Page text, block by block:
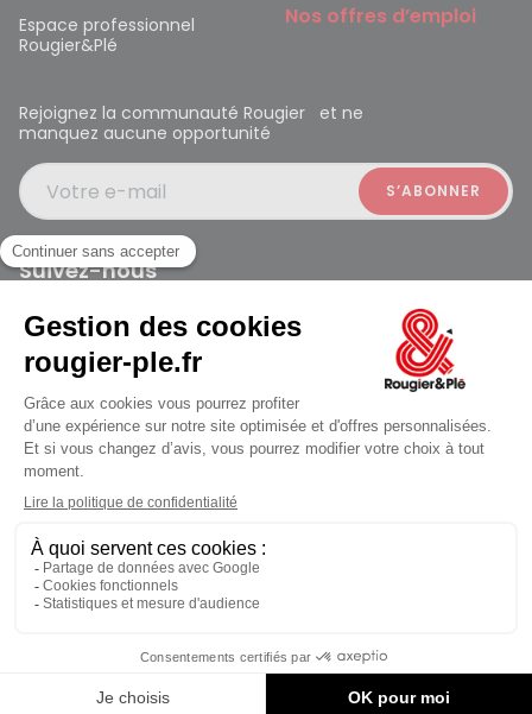
jusqu'au Vendredi à 10:00
Espace professionnel
Rougier&Plé
Nos offres d’emploi
Rejoignez la communauté Rougier et ne
manquez aucune opportunité
Votre e-mail
Suivez-nous
Rougier et Plé 2024 Copyright
Mentions légales
Conditions générales des ventes
Données personnelles
Paiement sécurisé